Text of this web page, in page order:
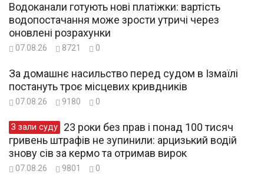
Водоканали готують нові платіжки: вартість
водопостачання може зрости утричі через
оновлені розрахунки
07.08.26 8721 0
За домашнє насильство перед судом в Ізмаїлі
постануть троє місцевих кривдників
07.08.26 9180 0
З зали суду
гривень штрафів не зупинили: арцизький водій
знову сів за кермо та отримав вирок
07.08.26 9801 0